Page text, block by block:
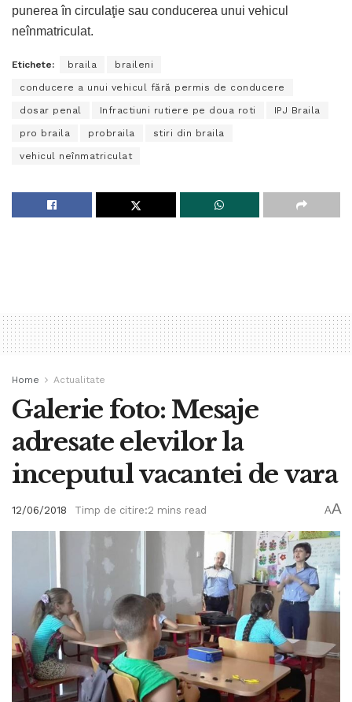
punerea în circulaţie sau conducerea unui vehicul
neînmatriculat.
Etichete: braila braileni
conducere a unui vehicul fără permis de conducere
dosar penal Infractiuni rutiere pe doua roti IPJ Braila
pro braila probraila stiri din braila
vehicul neînmatriculat
Home Actualitate
Galerie foto: Mesaje
adresate elevilor la
inceputul vacantei de vara
12/06/2018 Timp de citire:2 mins read AA